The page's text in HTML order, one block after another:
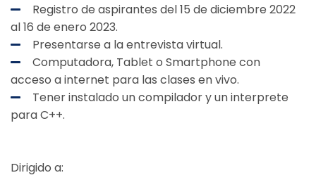
Registro de aspirantes del 15 de diciembre 2022
al 16 de enero 2023.
Presentarse a la entrevista virtual.
Computadora, Tablet o Smartphone con
acceso a internet para las clases en vivo.
Tener instalado un compilador y un interprete
para C++.
Dirigido a: